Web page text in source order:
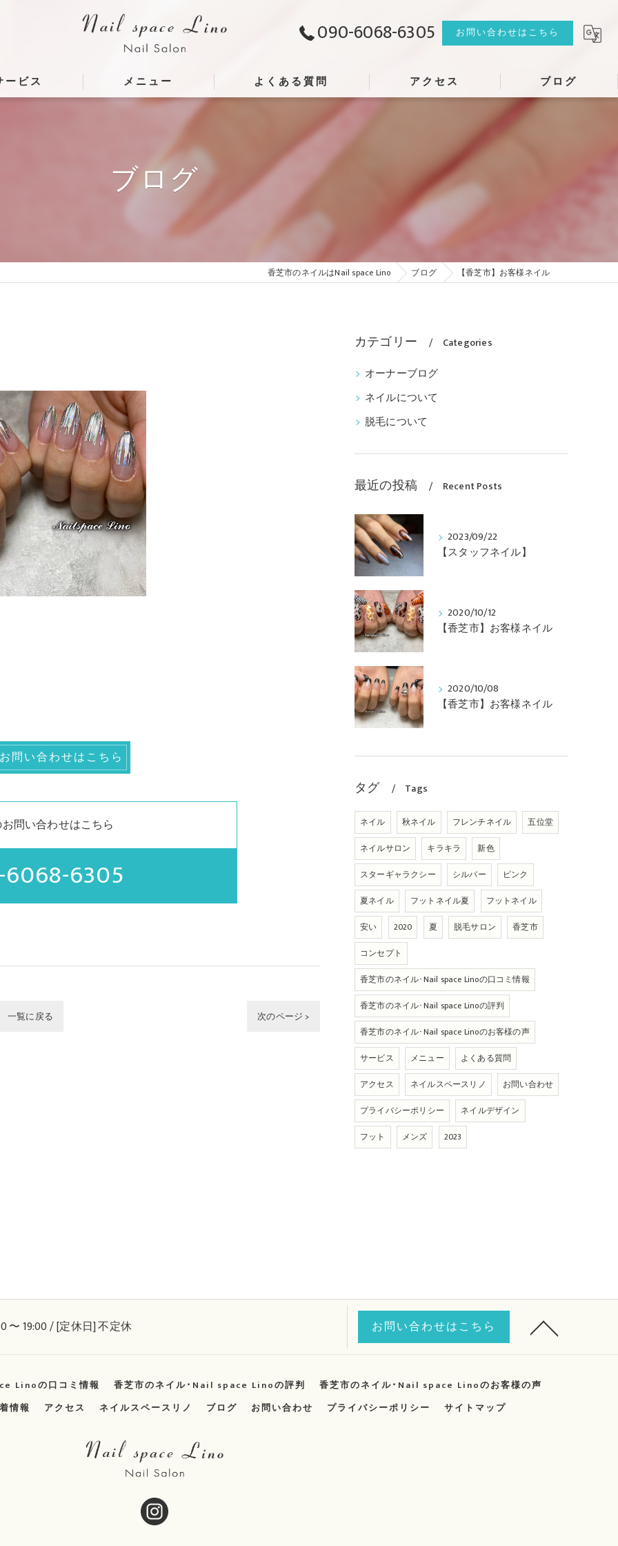
090-6068-6305 お問い合わせはこちら
ービス メニュー よくある質問 アクセス ブログ
ブログ
香芝市のネイルはNail space Lino ブログ 【香芝市】お客様ネイル
問い合わせはこちら
問い合わせはこちら
6305
一覧に戻る 次のページ >
カテゴリー Categories
オーナーブログ
ネイルについて
脱毛について
最近の投稿 Recent Posts
2023/09/22
【スタッフネイル】
2020/10/12
【香芝市】お客様ネイル
2020/10/08
【香芝市】お客様ネイル
タグ Tags
ネイル 秋ネイル フレンチネイル
五位堂
ネイルサロン
キラキラ
新色
スターギャラクシー
シルバー
ピンク
夏ネイル
フットネイル夏
フットネイル
安い
2020 夏 脱毛サロン
香芝市
コンセプト
香芝市のネイル･Nail space Linoの口コミ情報
香芝市のネイル･Nail space Linoの評判
香芝市のネイル･Nail space Linoのお客様の声
サービス
メニュー
よくある質問
アクセス
ネイルスペースリノ
お問い合わせ
プライバシーポリシー
ネイルデザイン
フット
メンズ 2023
〜 19:00 / [定休日] 不定休 お問い合わせはこちら
Linoの口コミ情報 香芝市のネイル･Nail space Linoの評判
香芝市のネイル･Nail space Linoのお客様の声
情報 アクセス ネイルスペースリノ ブログ お問い合わせ プライバシーポリシー サイトマップ